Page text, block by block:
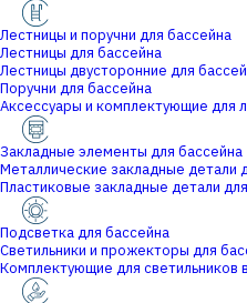
Лестницы и поручни для бассейна
Лестницы для бассейна
Лестницы двусторонние для
Поручни для бассейна
Аксессуары и комплектующие для
Закладные элементы для бассейна
Металлические закладные детали
Пластиковые закладные детали
Подсветка для бассейна
Светильники и прожекторы для
Комплектующие для светильников